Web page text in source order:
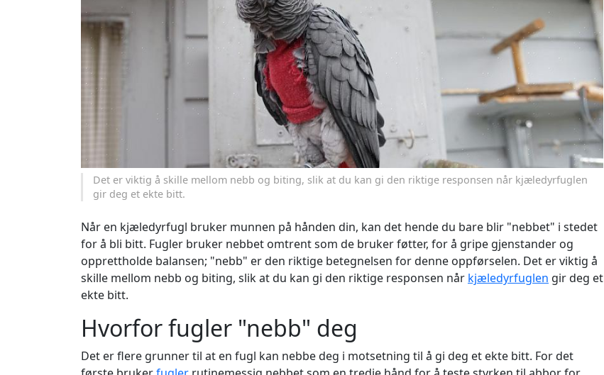
Det er viktig å skille mellom nebb og biting, slik at du kan gi den riktige responsen når kjæledyrfuglen
gir deg et ekte bitt.
Når en kjæledyrfugl bruker munnen på hånden din, kan det hende du bare blir "nebbet" i stedet
for å bli bitt. Fugler bruker nebbet omtrent som de bruker føtter, for å gripe gjenstander og
opprettholde balansen; "nebb" er den riktige betegnelsen for denne oppførselen. Det er viktig å
skille mellom nebb og biting, slik at du kan gi den riktige responsen når kjæledyrfuglen gir deg et
ekte bitt.
Hvorfor fugler "nebb" deg
Det er flere grunner til at en fugl kan nebbe deg i motsetning til å gi deg et ekte bitt. For det